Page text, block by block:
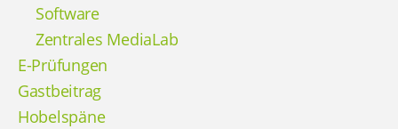
Software
Zentrales MediaLab
E-Prüfungen
Gastbeitrag
Hobelspäne